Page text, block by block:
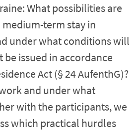
What possibilities are
term stay in
under what conditions will
be issued in accordance
Act (§ 24 AufenthG)?
and under what
with the participants, we
which practical hurdles